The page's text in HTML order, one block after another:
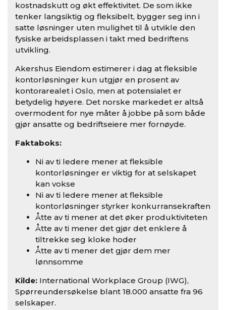
kostnadskutt og økt effektivitet. De som ikke
tenker langsiktig og fleksibelt, bygger seg inn i
satte løsninger uten mulighet til å utvikle den
fysiske arbeidsplassen i takt med bedriftens
utvikling.
Akershus Eiendom estimerer i dag at fleksible
kontorløsninger kun utgjør en prosent av
kontorarealet i Oslo, men at potensialet er
betydelig høyere. Det norske markedet er altså
overmodent for nye måter å jobbe på som både
gjør ansatte og bedriftseiere mer fornøyde.
Faktaboks:
Ni av ti ledere mener at fleksible
kontorløsninger er viktig for at selskapet
kan vokse
Ni av ti ledere mener at fleksible
kontorløsninger styrker konkurransekraften
Åtte av ti mener at det øker produktiviteten
Åtte av ti mener det gjør det enklere å
tiltrekke seg kloke hoder
Åtte av ti mener det gjør dem mer
lønnsomme
Kilde: International Workplace Group (IWG),
Spørreundersøkelse blant 18.000 ansatte fra 96
selskaper.